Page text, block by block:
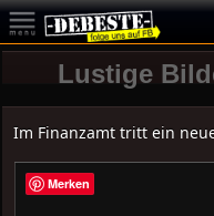
Lustige
Im Finanzamt tritt ein
Merken